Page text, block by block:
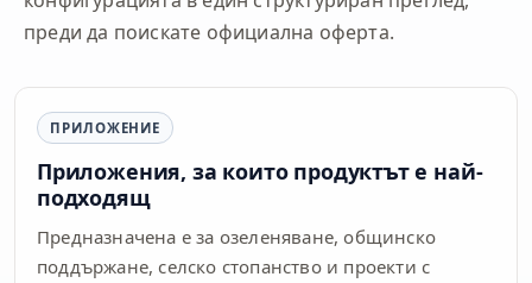
преди да поискате официална оферта.
ПРИЛОЖЕНИЕ
Приложения, за които продуктът е най-
подходящ
Предназначена е за озеленяване, общинско
поддържане, селско стопанство и проекти с